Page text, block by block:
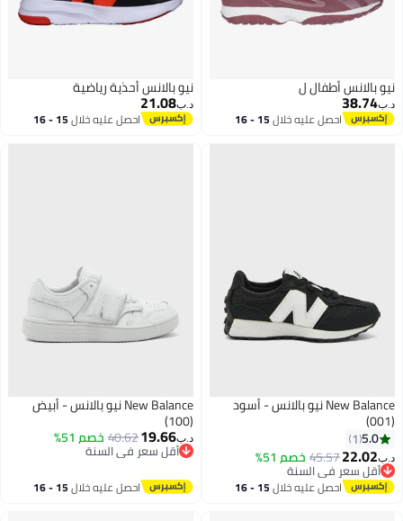
نيو بالانس أطفال ل
د.ب‏38.74
احصل عليه خلال 15 - 16
نيو بالانس أحذية رياضية
د.ب‏21.08
احصل عليه خلال 15 - 16
New Balance نيو بالانس - أسود
(001)
5.0
1
د.ب‏22.02
45.57خصم 51%
أقل سعر في السنة
أقل سعر في السنة
احصل عليه خلال 15 - 16
New Balance نيو بالانس - أبيض
(100)
د.ب‏19.66
40.62خصم 51%
أقل سعر في السنة
أقل سعر في السنة
احصل عليه خلال 15 - 16